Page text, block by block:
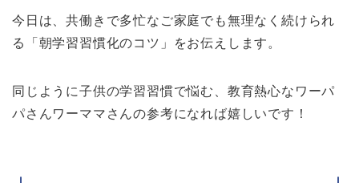
今日は、共働きで多忙なご家庭でも無理なく続けられ
る「朝学習習慣化のコツ」をお伝えします。
同じように子供の学習習慣で悩む、教育熱心なワーパ
パさんワーママさんの参考になれば嬉しいです！